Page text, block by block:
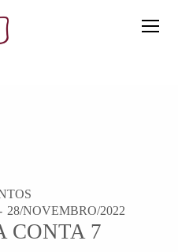
28/NOVEMBRO/2022
CONTA 7